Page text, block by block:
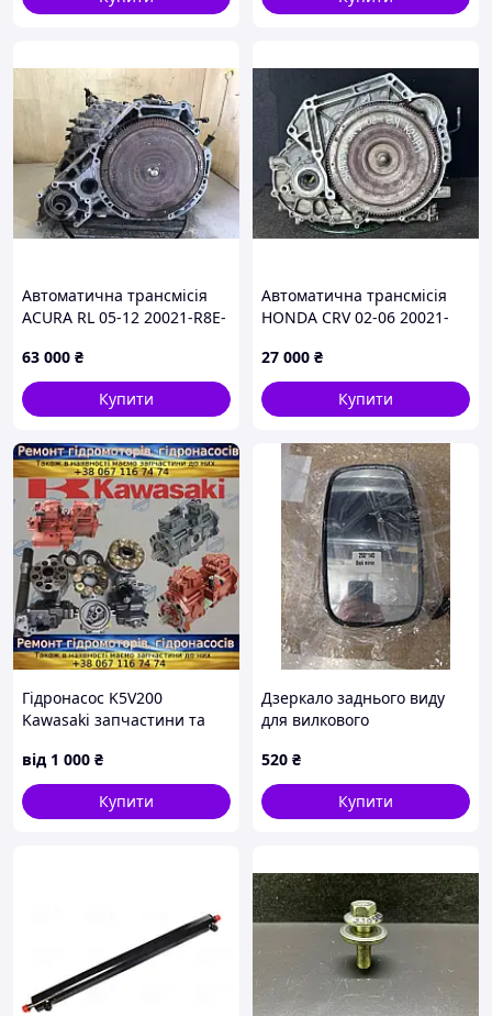
Автоматична трансмісія
ACURA RL 05-12 20021-R8E-
63 000 ₴
Купити
Автоматична трансмісія
HONDA CRV 02-06 20021-
27 000 ₴
Купити
Гідронасос K5V200
Kawasaki запчастини та
від 1 000 ₴
Купити
Дзеркало заднього виду
для вилкового
520 ₴
Купити